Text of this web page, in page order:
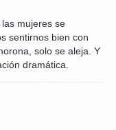
mujeres se
sentirnos bien con
solo se aleja. Y
dramática.